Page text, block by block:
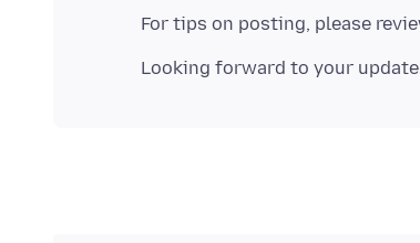
For tips on posting, please